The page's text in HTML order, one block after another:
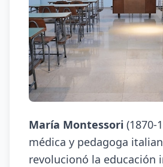
María Montessori (1870-
médica y pedagoga
revolucionó la educación